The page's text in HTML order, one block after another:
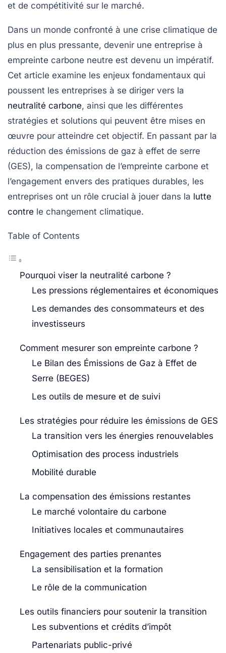
et de compétitivité sur le marché.
Dans un monde confronté à une crise climatique de
plus en plus pressante, devenir une entreprise à
empreinte carbone neutre est devenu un impératif.
Cet article examine les enjeux fondamentaux qui
poussent les entreprises à se diriger vers la
neutralité carbone, ainsi que les différentes
stratégies et solutions qui peuvent être mises en
œuvre pour atteindre cet objectif. En passant par la
réduction des émissions de gaz à effet de serre
(GES), la compensation de l’empreinte carbone et
l’engagement envers des pratiques durables, les
entreprises ont un rôle crucial à jouer dans la lutte
contre le changement climatique.
Table of Contents
Pourquoi viser la neutralité carbone ?
Les pressions réglementaires et économiques
Les demandes des consommateurs et des
investisseurs
Comment mesurer son empreinte carbone ?
Le Bilan des Émissions de Gaz à Effet de
Serre (BEGES)
Les outils de mesure et de suivi
Les stratégies pour réduire les émissions de GES
La transition vers les énergies renouvelables
Optimisation des process industriels
Mobilité durable
La compensation des émissions restantes
Le marché volontaire du carbone
Initiatives locales et communautaires
Engagement des parties prenantes
La sensibilisation et la formation
Le rôle de la communication
Les outils financiers pour soutenir la transition
Les subventions et crédits d’impôt
Partenariats public-privé